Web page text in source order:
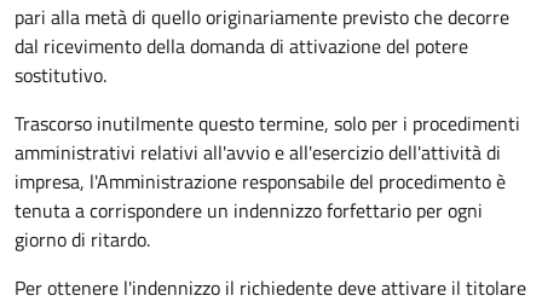
pari alla metà di quello originariamente previsto che decorre
dal ricevimento della domanda di attivazione del potere
sostitutivo.
Trascorso inutilmente questo termine, solo per i procedimenti
amministrativi relativi all'avvio e all'esercizio dell'attività di
impresa, l'Amministrazione responsabile del procedimento è
tenuta a corrispondere un indennizzo forfettario per ogni
giorno di ritardo.
Per ottenere l'indennizzo il richiedente deve attivare il titolare